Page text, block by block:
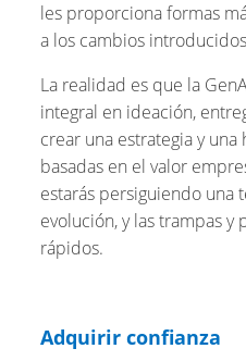
les proporciona formas
a los cambios
La realidad es que la
integral en ideación,
crear una estrategia y una
basadas en el valor
estarás persiguiendo una
evolución, y las trampas y
rápidos.
Adquirir confianza